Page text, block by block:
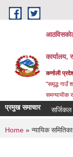
Skip to main content
कार्यालय,
कर्णाली
"समृद्ध गाउँ
समन्यायीक
प्रमुख समाचारसर्जिकल
You are
Home » न्यायिक